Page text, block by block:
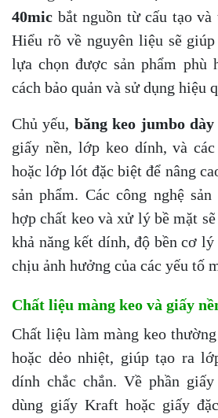
40mic bắt nguồn từ cấu tạo và
Hiểu rõ về nguyên liệu sẽ
lựa chọn được sản phẩm phù
cách bảo quản và sử dụng hiệu
Chủ yếu, băng keo jumbo
giấy nền, lớp keo dính, và
hoặc lớp lót đặc biệt để nâng
sản phẩm. Các công nghệ
hợp chất keo và xử lý bề mặt
khả năng kết dính, độ bền cơ lý
chịu ảnh hưởng của các yếu tố
Chất liệu màng keo và giấy
Chất liệu làm màng keo
hoặc dẻo nhiệt, giúp tạo ra
dính chắc chắn. Về phần
dùng giấy Kraft hoặc giấy